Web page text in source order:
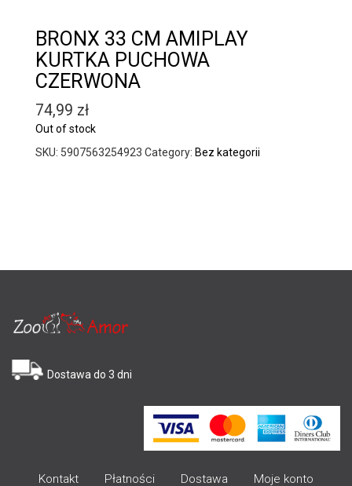
BRONX 33 CM AMIPLAY
KURTKA PUCHOWA
CZERWONA
74,99 zł
Out of stock
SKU: 5907563254923 Category: Bez kategorii
Dostawa do 3 dni
Kontakt Płatności Dostawa Moje konto